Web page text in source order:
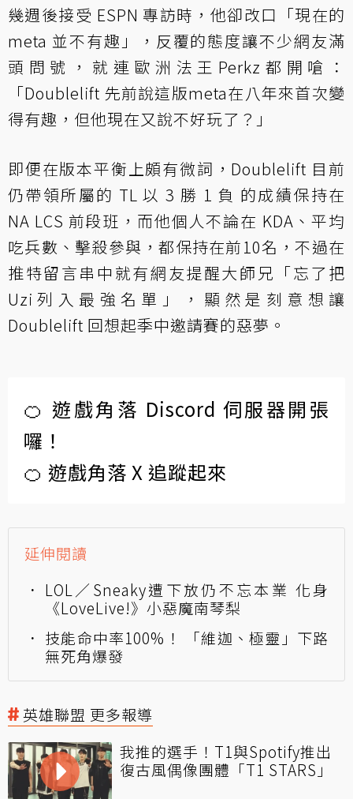
幾週後接受 ESPN 專訪時，他卻改口「現在的
meta 並不有趣」，反覆的態度讓不少網友滿
頭問號，就連歐洲法王Perkz都開嗆：
「Doublelift 先前說這版meta在八年來首次變
得有趣，但他現在又說不好玩了？」
即便在版本平衡上頗有微詞，Doublelift 目前
仍帶領所屬的 TL 以 3 勝 1 負 的成績保持在
NA LCS 前段班，而他個人不論在 KDA、平均
吃兵數、擊殺參與，都保持在前10名，不過在
推特留言串中就有網友提醒大師兄「忘了把
Uzi列入最強名單」，顯然是刻意想讓
Doublelift 回想起季中邀請賽的惡夢。
🍊 遊戲角落 Discord 伺服器開張
囉！
🍊 遊戲角落 X 追蹤起來
延伸閱讀
LOL／Sneaky遭下放仍不忘本業 化身
《LoveLive!》小惡魔南琴梨
技能命中率100%！ 「維迦、極靈」下路
無死角爆發
英雄聯盟 更多報導
我推的選手！T1與Spotify推出
復古風偶像團體「T1 STARS」